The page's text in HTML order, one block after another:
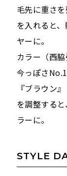
毛先に重さ
を入れると
ヤーに。
カラー（西脇
今っぽさ
『ブラウン
を調整する
ラーに。
STYLE